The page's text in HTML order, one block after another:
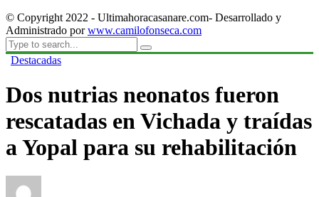
© Copyright 2022 - Ultimahoracasanare.com- Desarrollado y
Administrado porwww.camilofonseca.com
Destacadas
Dos nutrias neonatos fueron
rescatadas en Vichada y traídas
a Yopal para su rehabilitación